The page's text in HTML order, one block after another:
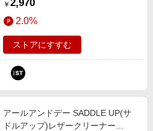
イズスペシャル 344836 and ST ア
ンドエスティ（旧ドットエスティ）
￥ 2,970
2.0%
ストアにすすむ
アールアンドデー SADDLE UP(サ
ドルアップ)レザークリーナー